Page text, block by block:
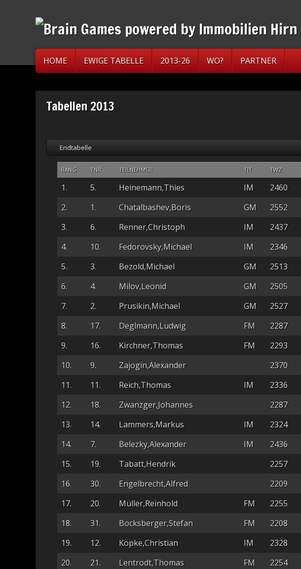
HOME EWIGE TABELLE 2013-26 WO? PARTNER
Tabellen 2013
Endtabelle
RANG TNR TEILNEHMER TIT TWZ
1. 5. Heinemann,Thies IM 2460
2.
1. Chatalbashev,Boris GM 2552
3.
6. Renner,Christoph IM 2437
4.
10. Fedorovsky,Michael IM 2346
5.
3. Bezold,Michael GM 2513
6.
4. Milov,Leonid GM 2505
7.
2. Prusikin,Michael GM 2527
8.
17. Deglmann,Ludwig FM 2287
9.
16. Kirchner,Thomas FM 2293
10.
9. Zajogin,Alexander 2370
11.
11. Reich,Thomas IM 2336
12.
18. Zwanzger,Johannes 2287
13.
14. Lammers,Markus IM 2324
14.
7. Belezky,Alexander IM 2436
15.
19. Tabatt,Hendrik 2257
16.
30. Engelbrecht,Alfred 2209
17.
20. Müller,Reinhold FM 2255
18.
31. Bocksberger,Stefan FM 2208
19.
12. Köpke,Christian IM 2328
20.
21. Lentrodt,Thomas FM 2254